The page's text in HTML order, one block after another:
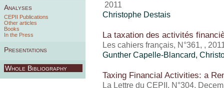
Analyses
CEPII Publications
Other articles
Books
In the Press
Presentations
Whole Bibliography
2011
Christophe Destais
La taxation des activités
Les cahiers français, N°361, ,
Gunther Capelle-Blancard,
Taxing Financial Activities: a
La Lettre du CEPII, N°304,